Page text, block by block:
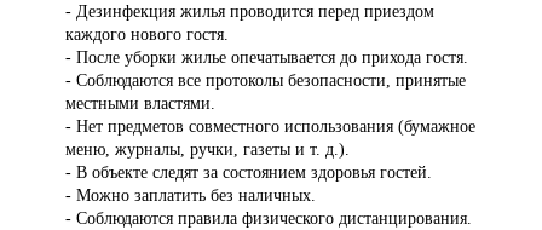
- Дезинфекция жилья проводится перед приездом
каждого нового гостя.
- После уборки жилье опечатывается до прихода гостя.
- Соблюдаются все протоколы безопасности, принятые
местными властями.
- Нет предметов совместного использования (бумажное
меню, журналы, ручки, газеты и т. д.).
- В объекте следят за состоянием здоровья гостей.
- Можно заплатить без наличных.
- Соблюдаются правила физического дистанцирования.